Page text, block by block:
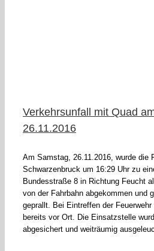
Verkehrsunfall mit Quad
26.11.2016
Am Samstag, 26.11.2016, wurde die
Schwarzenbruck um 16:29 Uhr zu
Bundesstraße 8 in Richtung Feucht
von der Fahrbahn abgekommen und
geprallt. Bei Eintreffen der
bereits vor Ort. Die Einsatzstelle
abgesichert und weiträumig